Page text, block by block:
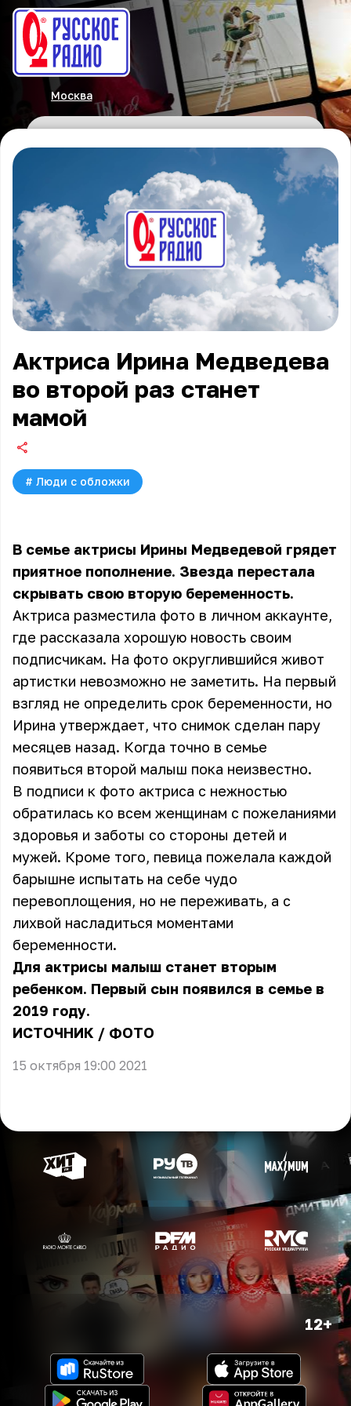
Москва
Актриса Ирина Медведева
во второй раз станет
мамой
# Люди с обложки
В семье актрисы Ирины Медведевой грядет
приятное пополнение. Звезда перестала
скрывать свою вторую беременность.
Актриса разместила фото в личном аккаунте,
где рассказала хорошую новость своим
подписчикам. На фото округлившийся живот
артистки невозможно не заметить. На первый
взгляд не определить срок беременности, но
Ирина утверждает, что снимок сделан пару
месяцев назад. Когда точно в семье
появиться второй малыш пока неизвестно.
В подписи к фото актриса с нежностью
обратилась ко всем женщинам с пожеланиями
здоровья и заботы со стороны детей и
мужей. Кроме того, певица пожелала каждой
барышне испытать на себе чудо
перевоплощения, но не переживать, а с
лихвой насладиться моментами
беременности.
Для актрисы малыш станет вторым
ребенком. Первый сын появился в семье в
2019 году.
ИСТОЧНИК / ФОТО
15 октября 19:00 2021
12+